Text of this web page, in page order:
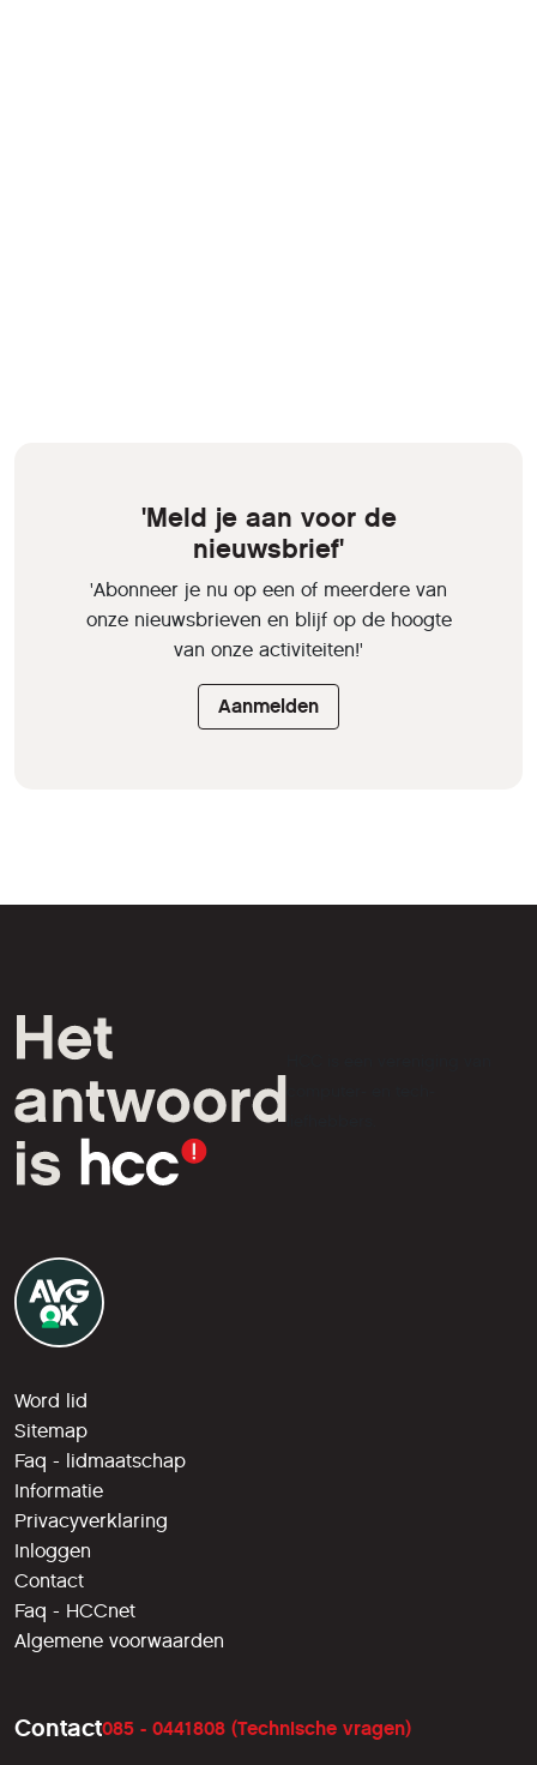
'Meld je aan voor de
nieuwsbrief'
'Abonneer je nu op een of meerdere van
onze nieuwsbrieven en blijf op de hoogte
van onze activiteiten!'
Aanmelden
liefhebbers.
Word lid
Sitemap
Faq - lidmaatschap
Informatie
Privacyverklaring
Inloggen
Contact
Faq - HCCnet
Algemene voorwaarden
Contact085 - 0441808 (Technische vragen)